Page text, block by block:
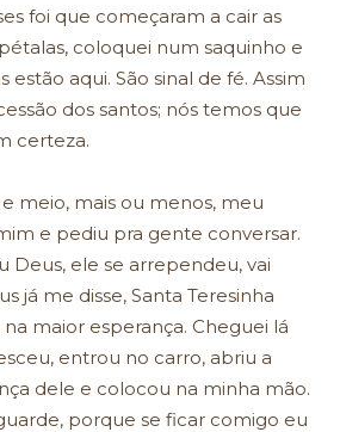
foi que começaram a cair as
coloquei num saquinho e
estão aqui. São sinal de fé. Assim
dos santos; nós temos que
certeza.
meio, mais ou menos, meu
e pediu pra gente conversar.
Deus, ele se arrependeu, vai
já me disse, Santa Teresinha
maior esperança. Cheguei lá
entrou no carro, abriu a
dele e colocou na minha mão.
guarde, porque se ficar comigo eu